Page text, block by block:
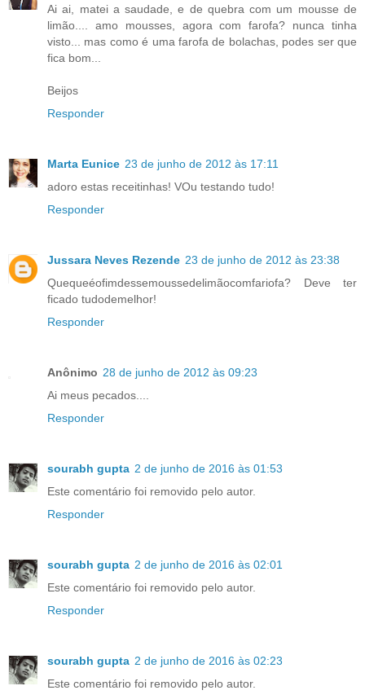
Ai ai, matei a saudade, e de quebra com um mousse de
limão.... amo mousses, agora com farofa? nunca tinha
visto... mas como é uma farofa de bolachas, podes ser que
fica bom...
Beijos
Responder
Marta Eunice 23 de junho de 2012 às 17:11
adoro estas receitinhas! VOu testando tudo!
Responder
Jussara Neves Rezende 23 de junho de 2012 às 23:38
Quequeéofimdessemoussedelimãocomfariofa? Deve ter
ficado tudodemelhor!
Responder
Anônimo 28 de junho de 2012 às 09:23
Ai meus pecados....
Responder
sourabh gupta 2 de junho de 2016 às 01:53
Este comentário foi removido pelo autor.
Responder
sourabh gupta 2 de junho de 2016 às 02:01
Este comentário foi removido pelo autor.
Responder
sourabh gupta 2 de junho de 2016 às 02:23
Este comentário foi removido pelo autor.